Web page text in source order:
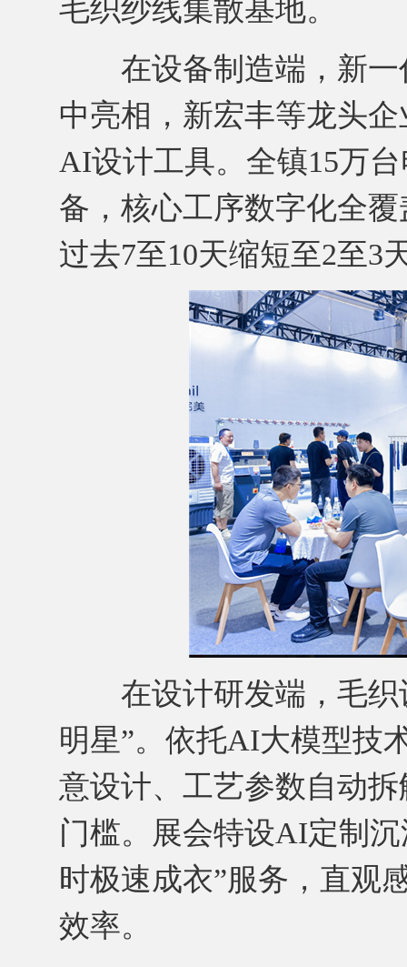
毛织纱线集散基地。
在设备制造端，新一
中亮相，新宏丰等龙头
AI设计工具。全镇15万
备，核心工序数字化全
过去7至10天缩短至2至3
在设计研发端，毛织
明星”。依托AI大模型技
意设计、工艺参数自动
门槛。展会特设AI定制
时极速成衣”服务，直观
效率。